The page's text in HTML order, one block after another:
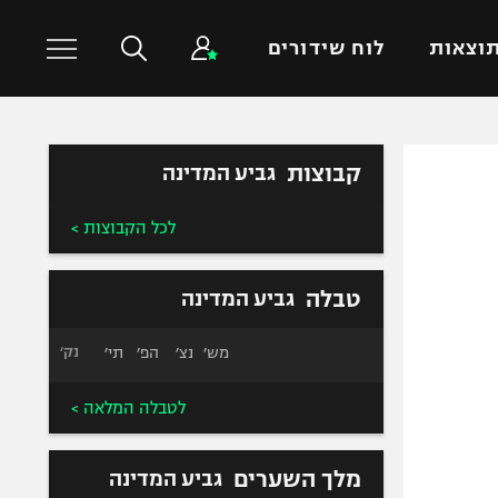
תוצאות לוח שידורים
כדורסל עולמי ענפים נוספים
כדורעף
שחייה
ספורט אולימפי
UFC
היאבקות WWE
קבוצות גביע המדינה
לכל הקבוצות >
טבלה גביע המדינה
מש׳ נצ׳ הפ׳ תי׳ נק׳
לטבלה המלאה >
מלך השערים גביע המדינה